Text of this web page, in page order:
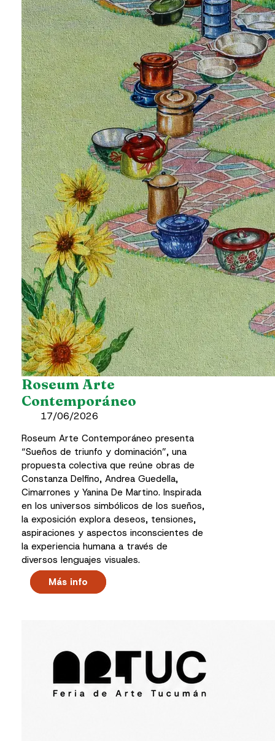
Roseum Arte
Contemporáneo
17/06/2026
Roseum Arte Contemporáneo presenta
“Sueños de triunfo y dominación”, una
propuesta colectiva que reúne obras de
Constanza Delfino, Andrea Guedella,
Cimarrones y Yanina De Martino. Inspirada
en los universos simbólicos de los sueños,
la exposición explora deseos, tensiones,
aspiraciones y aspectos inconscientes de
la experiencia humana a través de
diversos lenguajes visuales.
Más info